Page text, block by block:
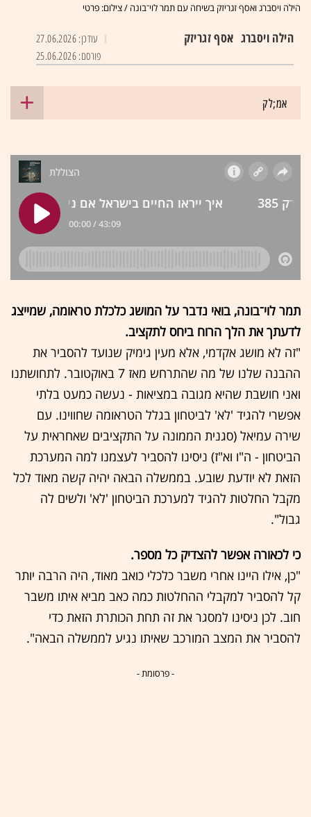
הילה ויסברג ואסף זגריזק בשיחה עם תמר לוי־בונה / צילום: פרטי
הילה ויסברג אסף זגריזק
עודכן: 27.06.2026
פורסם: 25.06.2026
אמ;לק
תמר לוי־בונה, בואי נדבר על המושג כלכלת טראומה, שמייצג
לדעתך את הלך הרוח ביחס לתקציב.
"זה לא מושג אקדמי, אלא מעין גימיק שנועד להסביר את
ההבנה שלנו של מה שהתרחש מאז 7 באוקטובר. לתחושתנו
ואני חושבת שהיא מגובה במציאות - נעשה כמעט בלתי
אפשרי להגיד 'לא' לביטחון בגלל הטראומה שחווינו. עם
שירה עמיאל (סגנית הממונה על התקציבים שאחראית על
הביטחון - ה"ו וא"ז) ניסינו להסביר לעצמנו למה המערכת
הזאת לא יודעת שובע. בממשלה הבאה יהיה קשה מאוד לכל
מקבל החלטות להגיד למערכת הביטחון 'לא' ולשים לה
גבול".
כי לכאורה אפשר להצדיק כל מספר.
"כן, אילו היינו אחרי משבר כלכלי כואב מאוד, היה הרבה יותר
קל להסביר למקבלי ההחלטות כמה כאב מביא איתו משבר
חוב. לכן ניסינו למסגר את זה תחת הכותרת הזאת כדי
להסביר את המצב המורכב שאיתו נגיע לממשלה הבאה".
- פרסומת -